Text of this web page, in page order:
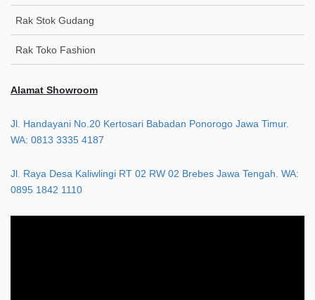
Rak Stok Gudang
Rak Toko Fashion
Alamat Showroom
Jl. Handayani No.20 Kertosari Babadan Ponorogo Jawa Timur.
WA: 0813 3335 4187
Jl. Raya Desa Kaliwlingi RT 02 RW 02 Brebes Jawa Tengah. WA:
0895 1842 1110